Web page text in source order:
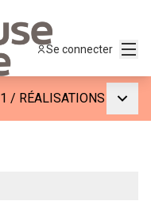
Se connecter
/ RÉALISATIONS